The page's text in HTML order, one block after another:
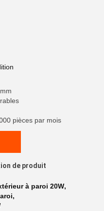
pièces par mois
de produit
à paroi 20W,
,